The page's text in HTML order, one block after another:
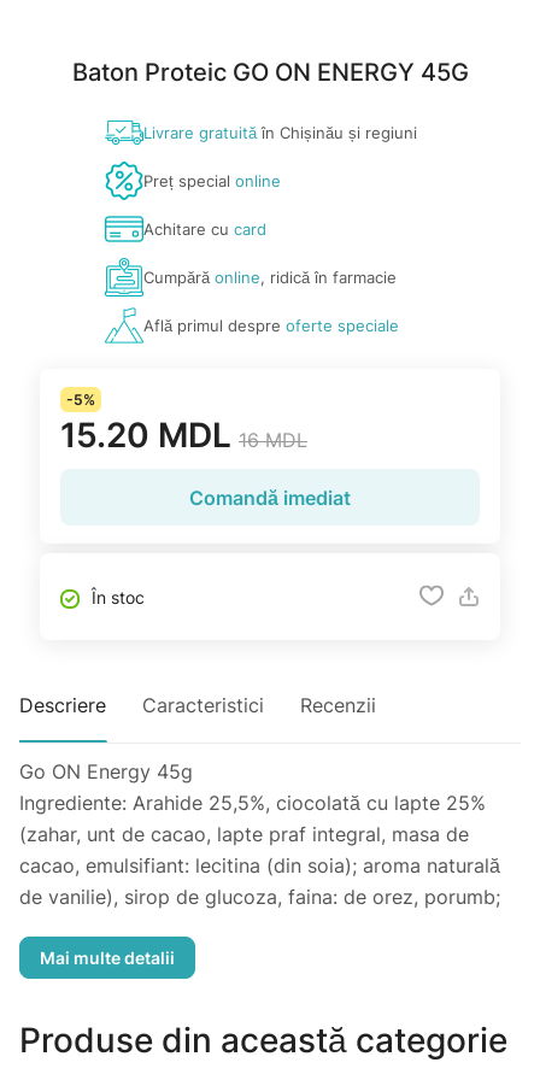
Baton Proteic GO ON ENERGY 45G
Livrare gratuităîn Chișinău și regiuni
Preț special online
Achitare cu card
Cumpărăonline, ridică în farmacie
Află primul despre oferte speciale
-5%
15.20 MDL 16 MDL
Comandă imediat
În stoc
Descriere Caracteristici Recenzii
Go ON Energy 45g
Ingrediente: Arahide 25,5%, ciocolată cu lapte 25%
(zahar, unt de cacao, lapte praf integral, masa de
cacao, emulsifiant: lecitina (din soia); aroma naturală
de vanilie), sirop de glucoza, faina: de orez, porumb;
trestie de zahar, ulei de floarea-soarelui, caramel 2,4%
aroma naturală, emulsifiant: lecitina (din soia);
imbogatit cu: magneziu, vitamina C, niacina, vitamina
Produse din această categorie